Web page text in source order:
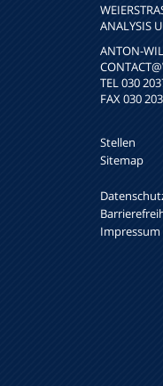
NALYSIS
ANTON-
CONTACT
TEL 030
FAX 030
Stellen
Sitemap